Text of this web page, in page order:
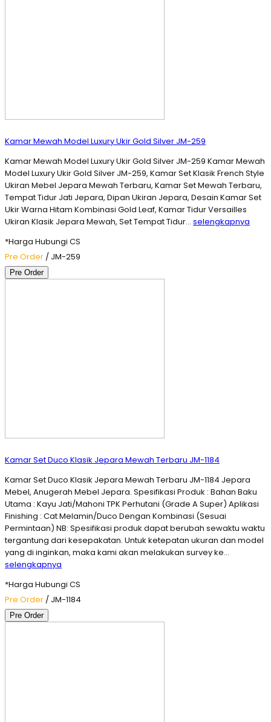
Kamar Mewah Model Luxury Ukir Gold Silver JM-259
Kamar Mewah Model Luxury Ukir Gold Silver JM-259 Kamar Mewah
Model Luxury Ukir Gold Silver JM-259, Kamar Set Klasik French Style
Ukiran Mebel Jepara Mewah Terbaru, Kamar Set Mewah Terbaru,
Tempat Tidur Jati Jepara, Dipan Ukiran Jepara, Desain Kamar Set
Ukir Warna Hitam Kombinasi Gold Leaf, Kamar Tidur Versailles
Ukiran Klasik Jepara Mewah, Set Tempat Tidur… selengkapnya
*Harga Hubungi CS
Pre Order / JM-259
Pre Order
Kamar Set Duco Klasik Jepara Mewah Terbaru JM-1184
Kamar Set Duco Klasik Jepara Mewah Terbaru JM-1184 Jepara
Mebel, Anugerah Mebel Jepara. Spesifikasi Produk : Bahan Baku
Utama : Kayu Jati/Mahoni TPK Perhutani (Grade A Super) Aplikasi
Finishing : Cat Melamin/Duco Dengan Kombinasi (Sesuai
Permintaan) NB: Spesifikasi produk dapat berubah sewaktu waktu
tergantung dari kesepakatan. Untuk ketepatan ukuran dan model
yang di inginkan, maka kami akan melakukan survey ke…
selengkapnya
*Harga Hubungi CS
Pre Order / JM-1184
Pre Order